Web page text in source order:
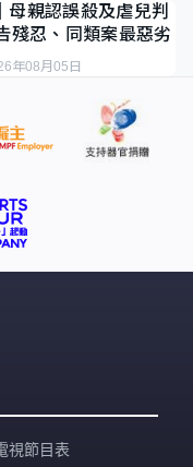
母親認誤殺及虐兒判
忍、同類案最惡劣
年08月05日
視節目表